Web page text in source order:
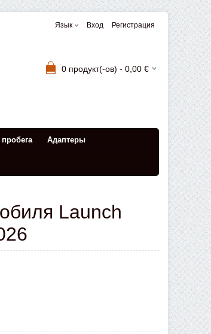
Язык Вход Регистрация
0 продукт(-ов) - 0,00 €
Aдаптеры
Launch